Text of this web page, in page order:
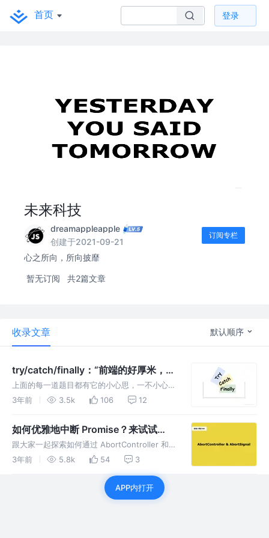
首页 登录
未来科技
dreamappleapple
创建于2021-09-21
订阅专栏
心之所向，所向披靡
暂无订阅 共2篇文章
收录文章 默认顺序
try/catch/finally：“前端的好厚米，我
觉得你们不够了解我呀~”
上面的每一道题目都有它的小心思，一不小心就
容易出错。大家可以把自己测试的结果在评论区
这篇文章我们一起再来复习一下相关的知识点。
看到就是学到，让我们开始吧。
3年前 3.5k 106 12
如何优雅地中断 Promise？来试试
AbortController 吧！
跟大家一起探索如何通过 AbortController 和
AbortSignal 从取消单个请求到取消多个请求；
Promise。感兴趣的同学快来看看呀~
3年前 5.8k 54 3
APP内打开